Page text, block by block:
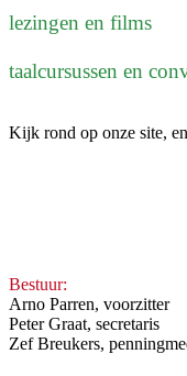
lezingen en films
taalcursussen en
Kijk rond op onze site,
Bestuur:
Arno Parren, voorzitter
Peter Graat, secretaris
Zef Breukers,